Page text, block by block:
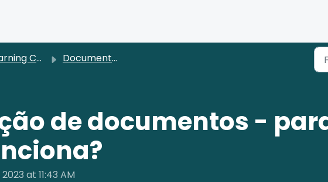
Center [PT] Documentos
de documentos -
at 11:43 AM